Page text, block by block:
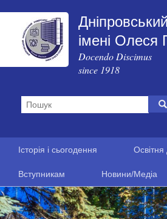
імені Олеся
Docendo Discimus
since 1918
Історія і сьогодення Освітня
Вступникам Новини/Медіа